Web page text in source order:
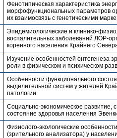
Фенотипическая характеристика
морфофункциональных параметров
их взаимосвязь с генетическими
Эпидемиологические и клинико-
воспалительных заболеваний ЛОР-
коренного населения Крайнего
Изучение особенностей онтогенеза
роли в физическом и психическом
Особенности функционального
выделительной систем у жителей
патологии.
Социально-экономическое развитие,
состояние здоровья населения
Физиолого-экологические
(зрительного анализатора) у